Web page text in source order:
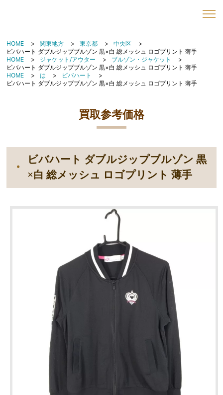
HOME 関東地方 東京都
中央区
ビバハート ダブルジップブルゾン 黒×白 総メッシュ ロゴプリント 薄手
HOME
ジャケット/アウター
ブルゾン・ジャケット
ビバハート ダブルジップブルゾン 黒×白 総メッシュ ロゴプリント 薄手
HOME
は
ビバハート
ビバハート ダブルジップブルゾン 黒×白 総メッシュ ロゴプリント 薄手
買取参考価格
ビバハート ダブルジップブルゾン 黒
×白 総メッシュ ロゴプリント 薄手